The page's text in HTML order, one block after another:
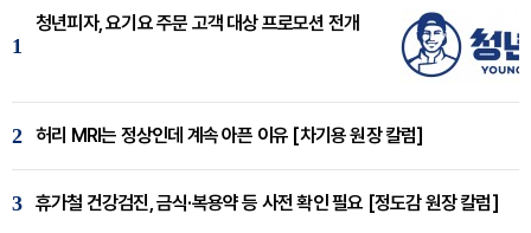
1
청년피자, 요기요 주문 고객 대상 프로모션 전개
2 허리 MRI는 정상인데 계속 아픈 이유 [차기용 원장 칼럼]
3 휴가철 건강검진, 금식·복용약 등 사전 확인 필요 [정도감 원장 칼럼]